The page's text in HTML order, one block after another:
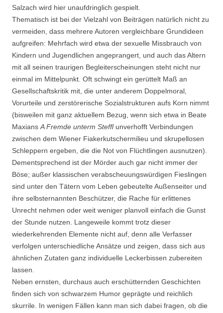
Salzach wird hier unaufdringlich gespielt.
Thematisch ist bei der Vielzahl von Beiträgen natürlich nicht zu
vermeiden, dass mehrere Autoren vergleichbare Grundideen
aufgreifen: Mehrfach wird etwa der sexuelle Missbrauch von
Kindern und Jugendlichen angeprangert, und auch das Altern
mit all seinen traurigen Begleiterscheinungen steht nicht nur
einmal im Mittelpunkt. Oft schwingt ein gerüttelt Maß an
Gesellschaftskritik mit, die unter anderem Doppelmoral,
Vorurteile und zerstörerische Sozialstrukturen aufs Korn nimmt
(bisweilen mit ganz aktuellem Bezug, wenn sich etwa in Beate
Maxians A Fremde unterm Stefflunverhofft Verbindungen
zwischen dem Wiener Fiakerkutschermilieu und skrupellosen
Schleppern ergeben, die die Not von Flüchtlingen ausnutzen).
Dementsprechend ist der Mörder auch gar nicht immer der
Böse; außer klassischen verabscheuungswürdigen Fieslingen
sind unter den Tätern vom Leben gebeutelte Außenseiter und
ihre selbsternannten Beschützer, die Rache für erlittenes
Unrecht nehmen oder weit weniger planvoll einfach die Gunst
der Stunde nutzen. Langeweile kommt trotz dieser
wiederkehrenden Elemente nicht auf, denn alle Verfasser
verfolgen unterschiedliche Ansätze und zeigen, dass sich aus
ähnlichen Zutaten ganz individuelle Leckerbissen zubereiten
lassen.
Neben ernsten, durchaus auch erschütternden Geschichten
finden sich von schwarzem Humor geprägte und reichlich
skurrile. In wenigen Fällen kann man sich dabei fragen, ob die